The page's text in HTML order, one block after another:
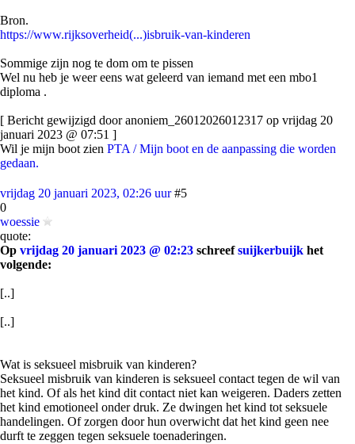
Bron.
https://www.rijksoverheid(...)isbruik-van-kinderen
Sommige zijn nog te dom om te pissen
Wel nu heb je weer eens wat geleerd van iemand met een mbo1
diploma .
[ Bericht gewijzigd door anoniem_26012026012317 op vrijdag 20
januari 2023 @ 07:51 ]
Wil je mijn boot zien PTA / Mijn boot en de aanpassing die worden
gedaan.
vrijdag 20 januari 2023, 02:26 uur #5
0
woessie
quote:
Op vrijdag 20 januari 2023 @ 02:23 schreefsuijkerbuijk het
volgende:
[..]
[..]
Wat is seksueel misbruik van kinderen?
Seksueel misbruik van kinderen is seksueel contact tegen de wil van
het kind. Of als het kind dit contact niet kan weigeren. Daders zetten
het kind emotioneel onder druk. Ze dwingen het kind tot seksuele
handelingen. Of zorgen door hun overwicht dat het kind geen nee
durft te zeggen tegen seksuele toenaderingen.